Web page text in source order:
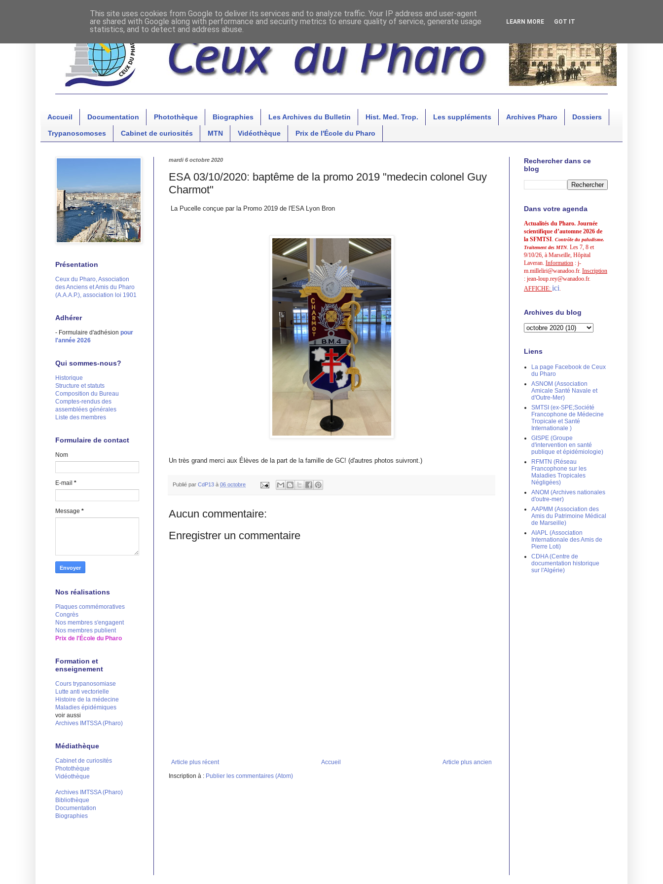
Accueil Documentation Photothèque Biographies Les Archives du Bulletin Hist. Med. Trop. Les suppléments Archives Pharo Dossiers
Trypanosomoses Cabinet de curiosités MTN Vidéothèque Prix de l'École du Pharo
mardi 6 octobre 2020
ESA 03/10/2020: baptême de la promo 2019 "medecin colonel Guy
Charmot"
La Pucelle conçue par la Promo 2019 de l'ESA Lyon Bron
Un très grand merci aux Élèves de la part de la famille de GC! (d'autres photos suivront.)
Publié par CdP13 à 06 octobre
Aucun commentaire:
Enregistrer un commentaire
Article plus récent Article plus ancien
Accueil
Inscription à : Publier les commentaires (Atom)
Présentation
Ceux du Pharo, Association
des Anciens et Amis du Pharo
(A.A.A.P.), association loi 1901
Adhérer
- Formulaire d'adhésion pour
l'année 2026
Qui sommes-nous?
Historique
Structure et statuts
Composition du Bureau
Comptes-rendus des
assemblées générales
Liste des membres
Formulaire de contact
Nom
E-mail *
Message *
Nos réalisations
Plaques commémoratives
Congrès
Nos membres s'engagent
Nos membres publient
Prix de l'École du Pharo
Formation et
enseignement
Cours trypanosomiase
Lutte anti vectorielle
Histoire de la médecine
Maladies épidémiques
voir aussi
Archives IMTSSA (Pharo)
Médiathèque
Cabinet de curiosités
Photothèque
Vidéothèque
Archives IMTSSA (Pharo)
Bibliothèque
Documentation
Biographies
Rechercher dans ce
blog
Dans votre agenda
Actualités du Pharo. Journée
scientifique d’automne 2026 de
la SFMTSI Contrôle du paludisme.
Traitement des MTN. Les 7, 8 et
9/10/26, à Marseille, Hôpital
Laveran. Information : j-
m.milleliri@wanadoo.fr. Inscription
: jean-loup.rey@wanadoo.fr.
AFFICHE: ici
Archives du blog
Liens
La page Facebook de Ceux
du Pharo
ASNOM (Association
Amicale Santé Navale et
d'Outre-Mer)
SMTSI (ex-SPE;Société
Francophone de Médecine
Tropicale et Santé
Internationale )
GISPE (Groupe
d'intervention en santé
publique et épidémiologie)
RFMTN (Réseau
Francophone sur les
Maladies Tropicales
Négligées)
ANOM (Archives nationales
d'outre-mer)
AAPMM (Association des
Amis du Patrimoine Médical
de Marseille)
AIAPL (Association
Internationale des Amis de
Pierre Loti)
CDHA (Centre de
documentation historique
sur l'Algérie)
This site uses cookies from Google to deliver its services and to analyze traffic. Your IP address and user-agent
are shared with Google along with performance and security metrics to ensure quality of service, generate usage
statistics, and to detect and address abuse.
LEARN MORE GOT IT